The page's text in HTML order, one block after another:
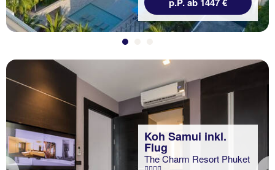
Koh Samui inkl.
Flug
The Charm Resort Phuket